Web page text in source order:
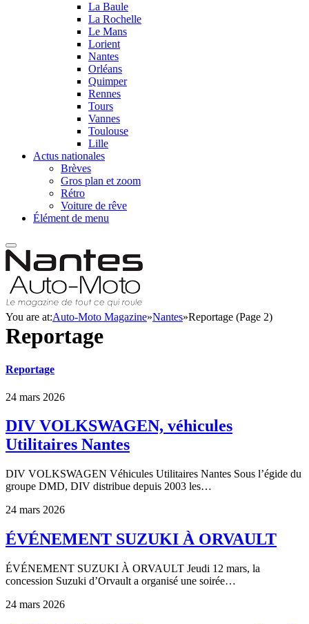
La Baule
La Rochelle
Le Mans
Lorient
Nantes
Orléans
Quimper
Rennes
Tours
Vannes
Toulouse
Lille
Actus nationales
Brèves
Gros plan et zoom
Rétro
Voiture de rêve
Élément de menu
You are at:Auto-Moto Magazine»Nantes»Reportage (Page 2)
Reportage
Reportage
24 mars 2026
DIV VOLKSWAGEN, véhicules
Utilitaires Nantes
DIV VOLKSWAGEN Véhicules Utilitaires Nantes Sous l’égide du
groupe DMD, DIV distribue depuis 2003 les…
24 mars 2026
ÉVÉNEMENT SUZUKI À ORVAULT
ÉVÉNEMENT SUZUKI À ORVAULT Jeudi 12 mars, la
concession Suzuki d’Orvault a organisé une soirée…
24 mars 2026